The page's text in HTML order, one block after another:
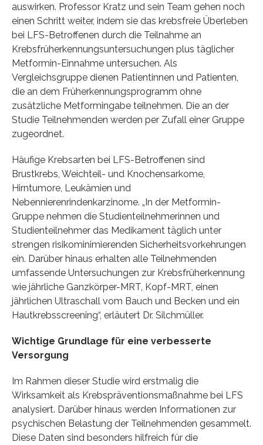
auswirken. Professor Kratz und sein Team gehen noch
einen Schritt weiter, indem sie das krebsfreie Überleben
bei LFS-Betroffenen durch die Teilnahme an
Krebsfrüherkennungsuntersuchungen plus täglicher
Metformin-Einnahme untersuchen. Als
Vergleichsgruppe dienen Patientinnen und Patienten,
die an dem Früherkennungsprogramm ohne
zusätzliche Metformingabe teilnehmen. Die an der
Studie Teilnehmenden werden per Zufall einer Gruppe
zugeordnet.
Häufige Krebsarten bei LFS-Betroffenen sind
Brustkrebs, Weichteil- und Knochensarkome,
Hirntumore, Leukämien und
Nebennierenrindenkarzinome. „In der Metformin-
Gruppe nehmen die Studienteilnehmerinnen und
Studienteilnehmer das Medikament täglich unter
strengen risikominimierenden Sicherheitsvorkehrungen
ein. Darüber hinaus erhalten alle Teilnehmenden
umfassende Untersuchungen zur Krebsfrüherkennung
wie jährliche Ganzkörper-MRT, Kopf-MRT, einen
jährlichen Ultraschall vom Bauch und Becken und ein
Hautkrebsscreening“, erläutert Dr. Silchmüller.
Wichtige Grundlage für eine verbesserte
Versorgung
Im Rahmen dieser Studie wird erstmalig die
Wirksamkeit als Krebspräventionsmaßnahme bei LFS
analysiert. Darüber hinaus werden Informationen zur
psychischen Belastung der Teilnehmenden gesammelt.
Diese Daten sind besonders hilfreich für die